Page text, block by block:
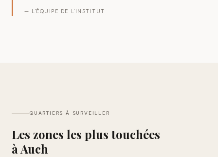
— L'ÉQUIPE DE L'INSTITUT
QUARTIERS À SURVEILLER
Les zones les plus touchées
à Auch